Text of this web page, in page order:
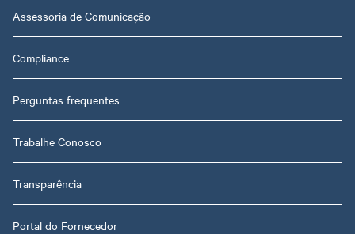
Assessoria de Comunicação
Compliance
Perguntas frequentes
Trabalhe Conosco
Transparência
Portal do Fornecedor